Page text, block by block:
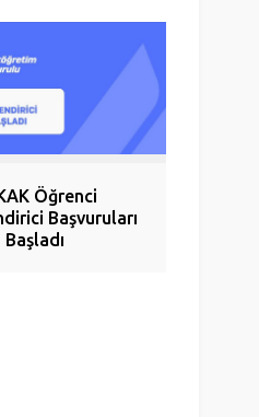
Öğrenci
Başvuruları
Başladı